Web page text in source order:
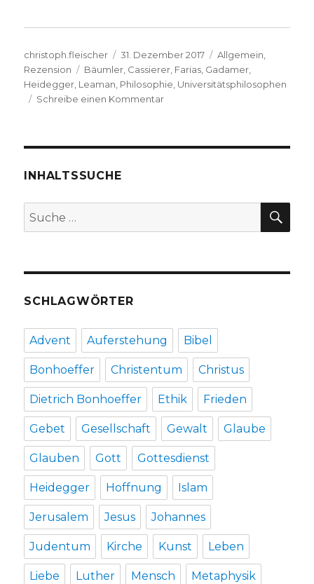
Autor
christoph.fleischer
Veröffentlicht
am
31. Dezember 2017 Kategorien
Allgemein
Rezension
Schlagwörter
Bäumler Cassierer Farias Gadamer
Heidegger Leaman Philosophie Universitätsphilosophen
Schreibe einen Kommentarzu
Fleischer,
2017
INHALTSSUCHE
Suche
nach:
SCHLAGWÖRTER
Advent Auferstehung Bibel
Bonhoeffer Christentum Christus
Dietrich Bonhoeffer Ethik Frieden
Gebet Gesellschaft Gewalt Glaube
Glauben Gott Gottesdienst
Heidegger Hoffnung Islam
Jerusalem Jesus Johannes
Judentum Kirche Kunst Leben
Liebe Luther Mensch Metaphysik